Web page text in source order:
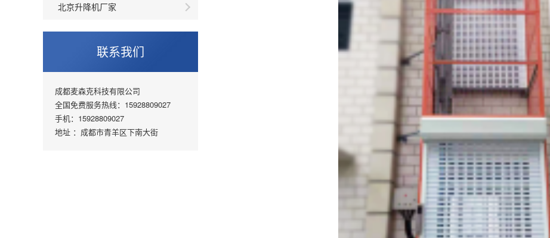
北京升降机厂家
联系我们
成都麦森克科技有限公司
全国免费服务热线：15928809027
手机：15928809027
地址 ：成都市青羊区下南大街